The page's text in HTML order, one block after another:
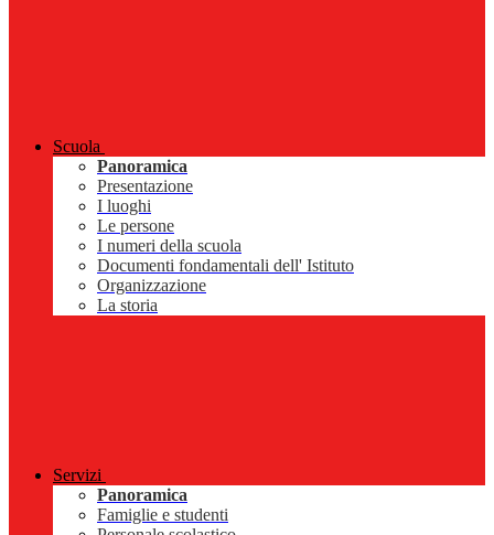
Scuola
Panoramica
Presentazione
I luoghi
Le persone
I numeri della scuola
Documenti fondamentali dell' Istituto
Organizzazione
La storia
Servizi
Panoramica
Famiglie e studenti